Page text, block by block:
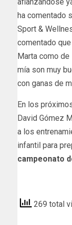
ha comentado
Sport &
comentado
Marta como
mía son muy
con ganas de
En los
David Gómez
a los
infantil para
campeonato
269 total